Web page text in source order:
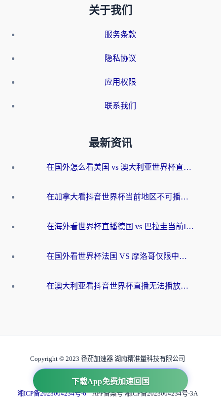
关于我们
服务条款
隐私协议
应用权限
联系我们
最新资讯
在国外怎么看美国 vs 澳大利亚世界杯直播？海外党必藏的中文解说观赛指南
在加拿大看抖音世界杯当前地区不可播放？海外党体育观赛终极指南
在海外看世界杯直播德国 vs 巴拉圭当前IP受限制？这篇指南帮你轻松解决地区限制
在国外看世界杯法国 VS 摩洛哥仅限中国大陆？别让地域限制拦下你的欢呼
在澳大利亚看抖音世界杯直播无法播放？海外党体育观赛终极指南来了！
下载App免费加速回国
Copyright © 2023 番茄加速器 湖南精准量科技有限公司
互联网虚拟专用网业务许可证 B1-20231050
湘ICP备2023004234号-6APP备案号 湘ICP备2023004234号-3A